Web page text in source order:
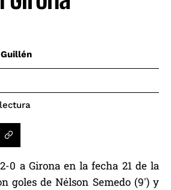
0 a Girona en la fecha 21 de la
goles de Nélson Semedo (9′) y